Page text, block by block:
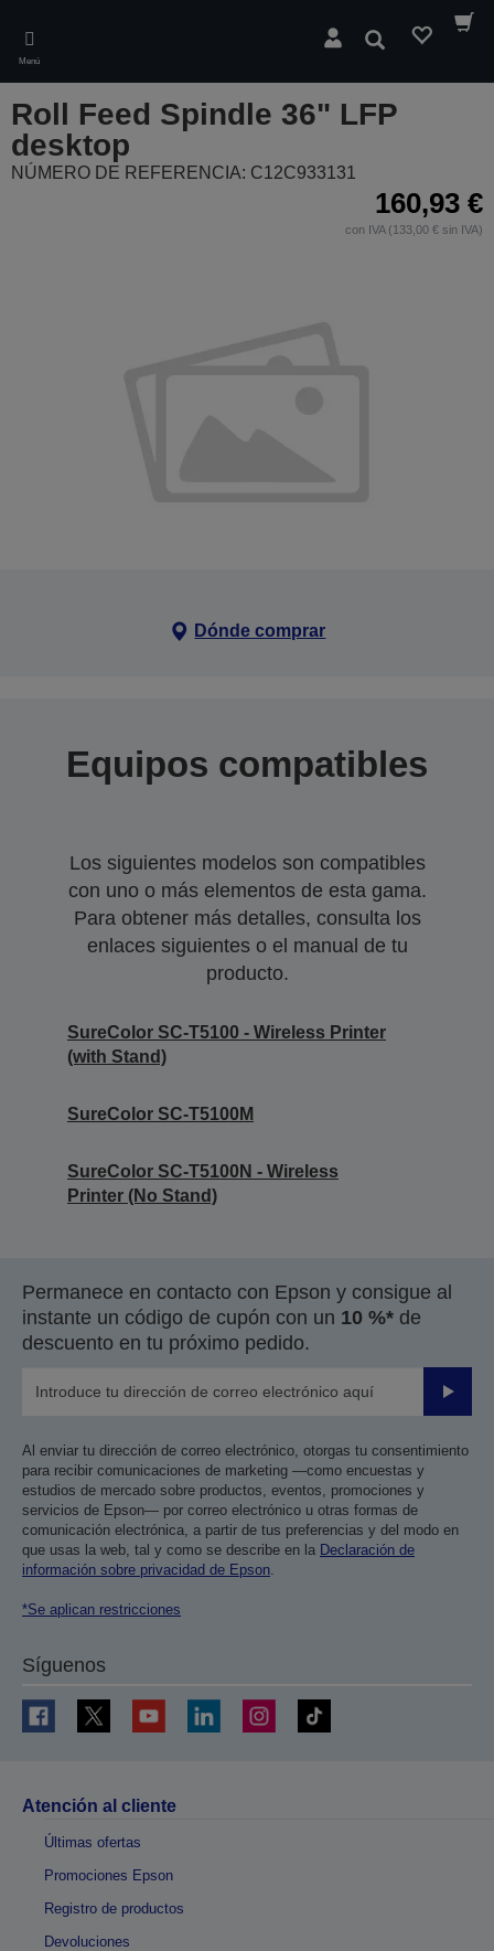
main
content
Menú
Buscar
Roll Feed Spindle 36" LFP
desktop
NÚMERO DE REFERENCIA: C12C933131
160,93 €
con IVA (133,00 € sin IVA)
Dónde comprar
Equipos compatibles
Los siguientes modelos son compatibles
con uno o más elementos de esta gama.
Para obtener más detalles, consulta los
enlaces siguientes o el manual de tu
producto.
SureColor SC-T5100 - Wireless Printer
(with Stand)
SureColor SC-T5100M
SureColor SC-T5100N - Wireless
Printer (No Stand)
Permanece en contacto con Epson y consigue al
instante un código de cupón con un 10 %* de
descuento en tu próximo pedido.
Enviar
Al enviar tu dirección de correo electrónico, otorgas tu consentimiento
para recibir comunicaciones de marketing —como encuestas y
estudios de mercado sobre productos, eventos, promociones y
servicios de Epson— por correo electrónico u otras formas de
comunicación electrónica, a partir de tus preferencias y del modo en
que usas la web, tal y como se describe en la Declaración de
información sobre privacidad de Epson
*Se aplican restricciones
Síguenos
Atención al cliente
Últimas ofertas
Promociones Epson
Registro de productos
Devoluciones